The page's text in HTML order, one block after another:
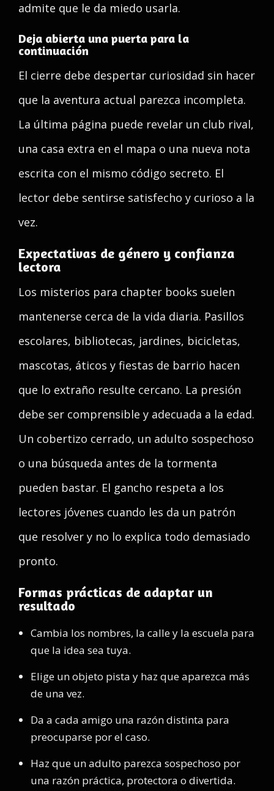
admite que le da miedo usarla.
Deja abierta una puerta para la
continuación
El cierre debe despertar curiosidad sin hacer
que la aventura actual parezca incompleta.
La última página puede revelar un club rival,
una casa extra en el mapa o una nueva nota
escrita con el mismo código secreto. El
lector debe sentirse satisfecho y curioso a la
vez.
Expectativas de género y confianza
lectora
Los misterios para chapter books suelen
mantenerse cerca de la vida diaria. Pasillos
escolares, bibliotecas, jardines, bicicletas,
mascotas, áticos y fiestas de barrio hacen
que lo extraño resulte cercano. La presión
debe ser comprensible y adecuada a la edad.
Un cobertizo cerrado, un adulto sospechoso
o una búsqueda antes de la tormenta
pueden bastar. El gancho respeta a los
lectores jóvenes cuando les da un patrón
que resolver y no lo explica todo demasiado
pronto.
Formas prácticas de adaptar un
resultado
Cambia los nombres, la calle y la escuela para
que la idea sea tuya.
Elige un objeto pista y haz que aparezca más
de una vez.
Da a cada amigo una razón distinta para
preocuparse por el caso.
Haz que un adulto parezca sospechoso por
una razón práctica, protectora o divertida.